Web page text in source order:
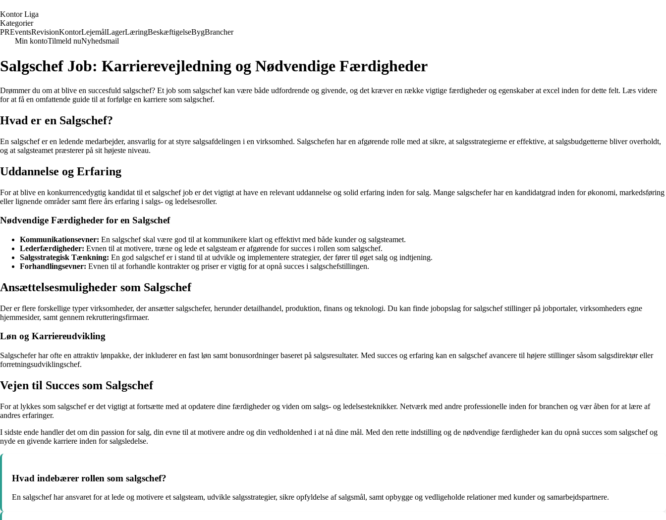
KontorLiga
Kategorier
PREventsRevisionKontorLejemålLagerLæringBeskæftigelseBygBrancher
Min kontoTilmeld nuNyhedsmail
Salgschef Job: Karrierevejledning og Nødvendige Færdigheder
Drømmer du om at blive en succesfuld salgschef? Et job som salgschef kan være både udfordrende og givende, og det kræver en række vigtige færdigheder og egenskaber at excel inden for dette felt. Læs videre
for at få en omfattende guide til at forfølge en karriere som salgschef.
Hvad er en Salgschef?
En salgschef er en ledende medarbejder, ansvarlig for at styre salgsafdelingen i en virksomhed. Salgschefen har en afgørende rolle med at sikre, at salgsstrategierne er effektive, at salgsbudgetterne bliver overholdt,
og at salgsteamet præsterer på sit højeste niveau.
Uddannelse og Erfaring
For at blive en konkurrencedygtig kandidat til et salgschef job er det vigtigt at have en relevant uddannelse og solid erfaring inden for salg. Mange salgschefer har en kandidatgrad inden for økonomi, markedsføring
eller lignende områder samt flere års erfaring i salgs- og ledelsesroller.
Nødvendige Færdigheder for en Salgschef
Kommunikationsevner: En salgschef skal være god til at kommunikere klart og effektivt med både kunder og salgsteamet.
Lederfærdigheder: Evnen til at motivere, træne og lede et salgsteam er afgørende for succes i rollen som salgschef.
Salgsstrategisk Tænkning: En god salgschef er i stand til at udvikle og implementere strategier, der fører til øget salg og indtjening.
Forhandlingsevner: Evnen til at forhandle kontrakter og priser er vigtig for at opnå succes i salgschefstillingen.
Ansættelsesmuligheder som Salgschef
Der er flere forskellige typer virksomheder, der ansætter salgschefer, herunder detailhandel, produktion, finans og teknologi. Du kan finde jobopslag for salgschef stillinger på jobportaler, virksomheders egne
hjemmesider, samt gennem rekrutteringsfirmaer.
Løn og Karriereudvikling
Salgschefer har ofte en attraktiv lønpakke, der inkluderer en fast løn samt bonusordninger baseret på salgsresultater. Med succes og erfaring kan en salgschef avancere til højere stillinger såsom salgsdirektør eller
forretningsudviklingschef.
Vejen til Succes som Salgschef
For at lykkes som salgschef er det vigtigt at fortsætte med at opdatere dine færdigheder og viden om salgs- og ledelsesteknikker. Netværk med andre professionelle inden for branchen og vær åben for at lære af
andres erfaringer.
I sidste ende handler det om din passion for salg, din evne til at motivere andre og din vedholdenhed i at nå dine mål. Med den rette indstilling og de nødvendige færdigheder kan du opnå succes som salgschef og
nyde en givende karriere inden for salgsledelse.
Hvad indebærer rollen som salgschef?
En salgschef har ansvaret for at lede og motivere et salgsteam, udvikle salgsstrategier, sikre opfyldelse af salgsmål, samt opbygge og vedligeholde relationer med kunder og samarbejdspartnere.